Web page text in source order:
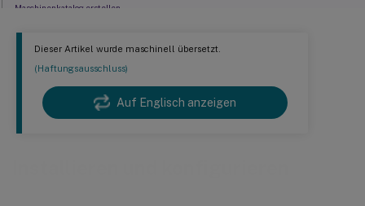
Dieser Artikel wurde maschinell übersetzt.
(Haftungsausschluss)
Auf Englisch anzeigen
Maschinenkatalog erstellen
Bereitstellungsgruppe erstellen